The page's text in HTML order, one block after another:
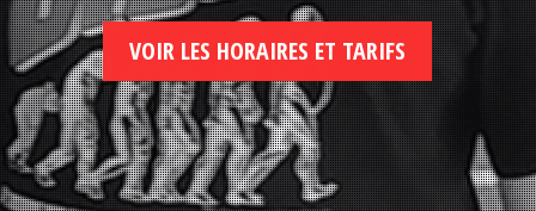
VOIR LES HORAIRES ET TARIFS